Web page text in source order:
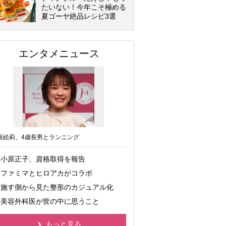
たいない！今年こそ極める
夏ゴーヤ絶品レシピ3選
エンタメニュース
絵莉、4歳長男とランニング
小原正子、資格取得を報告
ファミマとヒロアカがコラボ
施す側から見た整形のカジュアル化
美容外科医が世の中に思うこと
もっと見る